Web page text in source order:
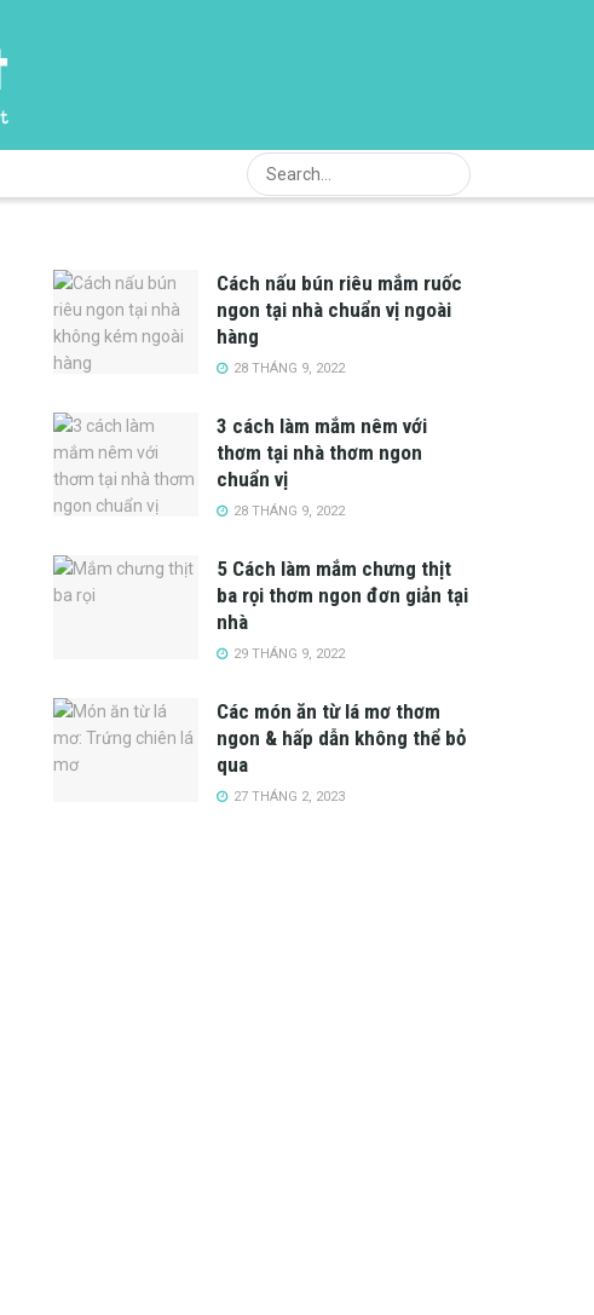
Cách nấu bún riêu mắm ruốc
ngon tại nhà chuẩn vị ngoài
hàng
28 THÁNG 9, 2022
3 cách làm mắm nêm với
thơm tại nhà thơm ngon
chuẩn vị
28 THÁNG 9, 2022
5 Cách làm mắm chưng thịt
ba rọi thơm ngon đơn giản tại
nhà
29 THÁNG 9, 2022
Các món ăn từ lá mơ thơm
ngon & hấp dẫn không thể bỏ
qua
27 THÁNG 2, 2023